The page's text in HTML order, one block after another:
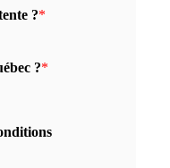
?*
?*